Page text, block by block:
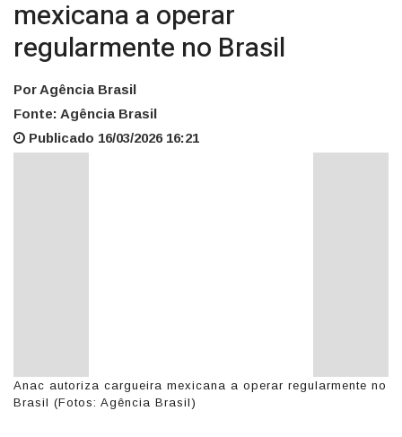
mexicana a operar
regularmente no Brasil
Por Agência Brasil
Fonte: Agência Brasil
Publicado 16/03/2026 16:21
Anac autoriza cargueira mexicana a operar regularmente no
Brasil (Fotos: Agência Brasil)